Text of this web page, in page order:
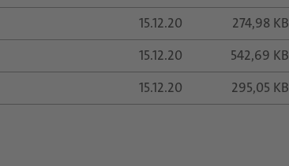
15.12.20
274,98 KB
15.12.20
542,69 KB
15.12.20 295,05 KB